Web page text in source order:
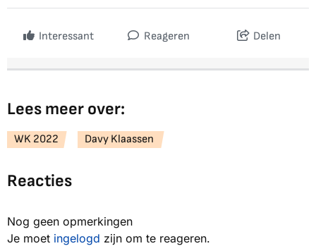
Interessant Reageren Delen
Lees meer over:
WK 2022 Davy Klaassen
Reacties
Nog geen opmerkingen
Je moet ingelogd zijn om te reageren.